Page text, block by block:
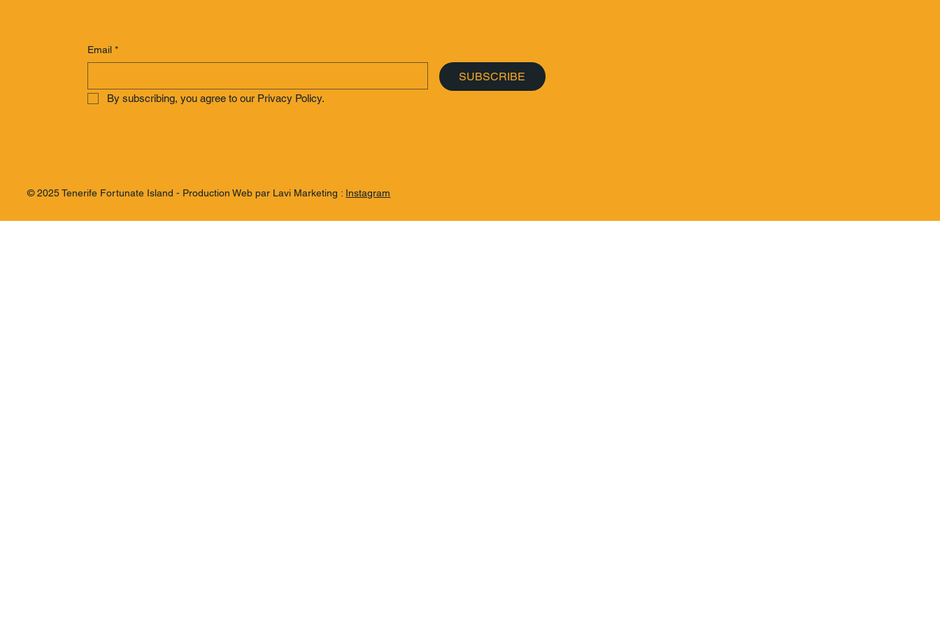
Email *
SUBSCRIBE
By subscribing, you agree to our Privacy Policy.
© 2025 Tenerife Fortunate Island - Production Web par Lavi Marketing : Instagram